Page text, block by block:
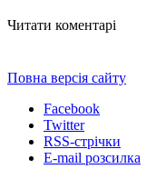
Читати коментарі
Повна версія сайту
Facebook
Twitter
RSS-стрічки
E-mail розсилка